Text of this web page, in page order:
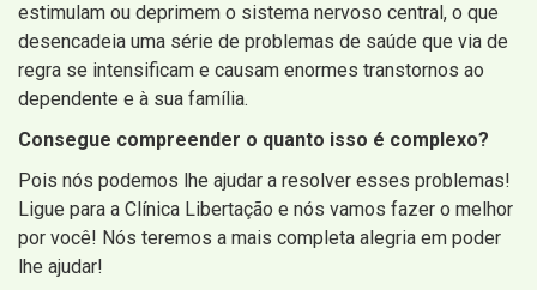
estimulam ou deprimem o sistema nervoso central, o que
desencadeia uma série de problemas de saúde que via de
regra se intensificam e causam enormes transtornos ao
dependente e à sua família.
Consegue compreender o quanto isso é complexo?
Pois nós podemos lhe ajudar a resolver esses problemas!
Ligue para a Clínica Libertação e nós vamos fazer o melhor
por você! Nós teremos a mais completa alegria em poder
lhe ajudar!